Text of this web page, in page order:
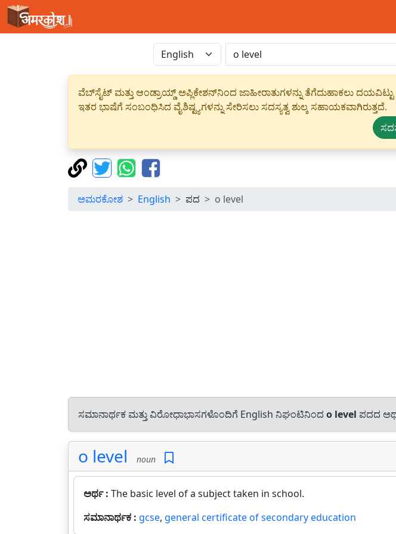
ವೆಬ್‌ಸೈಟ್ ಮತ್ತು ಆಂಡ್ರಾಯ್ಡ್ ಅಪ್ಲಿಕೇಶನ್‌ನಿಂದ ಜಾಹೀರಾತುಗಳನ್ನು ತೆಗೆದುಹಾಕಲು
ಇತರ ಭಾಷೆಗೆ ಸಂಬಂಧಿಸಿದ ವೈಶಿಷ್ಟ್ಯಗಳನ್ನು ಸೇರಿಸಲು ಸದಸ್ಯತ್ವ ಶುಲ್ಕ ಸಹಾಯಕವಾಗಿರುತ್ತದೆ.
ಅಮರಕೋಶ English ಪದ o level
ಸಮಾನಾರ್ಥಕ ಮತ್ತು ವಿರೋಧಾಭಾಸಗಳೊಂದಿಗೆ English ನಿಘಂಟಿನಿಂದ o level ಪದದ
o level noun
ಅರ್ಥ : The basic level of a subject taken in school.
ಸಮಾನಾರ್ಥಕ : gcse, general certificate of secondary education